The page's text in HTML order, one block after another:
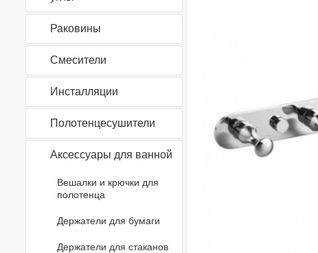
Раковины
Смесители
Инсталляции
Полотенцесушители
Аксессуары для ванной
Вешалки и крючки для
полотенца
Держатели для бумаги
Держатели для стаканов